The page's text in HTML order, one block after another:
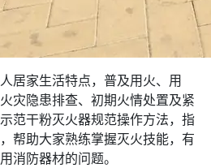
居家生活特点，普及用火、用
灾隐患排查、初期火情处置及紧
范干粉灭火器规范操作方法，指
帮助大家熟练掌握灭火技能，有
消防器材的问题。